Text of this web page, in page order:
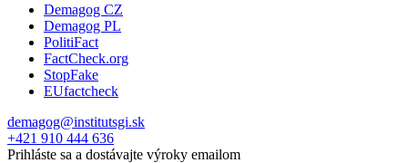
Demagog CZ
Demagog PL
PolitiFact
FactCheck.org
StopFake
EUfactcheck
demagog@institutsgi.sk
+421 910 444 636
Prihláste sa a dostávajte výroky emailom